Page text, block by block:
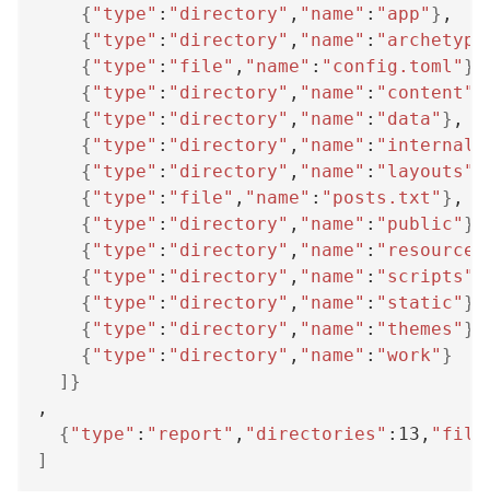
{ "type" : "directory" , "name" : "app" }
{ "type" : "directory" , "name" :
{ "type" : "file" , "name" : "config.toml" }
{ "type" : "directory" , "name" : "content"
{ "type" : "directory" , "name" : "data" }
{ "type" : "directory" , "name" : "internal"
{ "type" : "directory" , "name" : "layouts"
{ "type" : "file" , "name" : "posts.txt" }
{ "type" : "directory" , "name" : "public" }
{ "type" : "directory" , "name" :
{ "type" : "directory" , "name" : "scripts"
{ "type" : "directory" , "name" : "static" }
{ "type" : "directory" , "name" : "themes" }
{ "type" : "directory" , "name" : "work" }
]}
{ "type" : "report" , "directories" :13,
]